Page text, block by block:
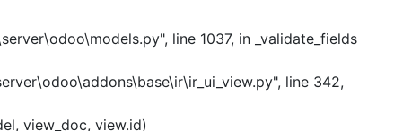
line 1037, in _validate_fields
line 342,
view_doc, view.id)